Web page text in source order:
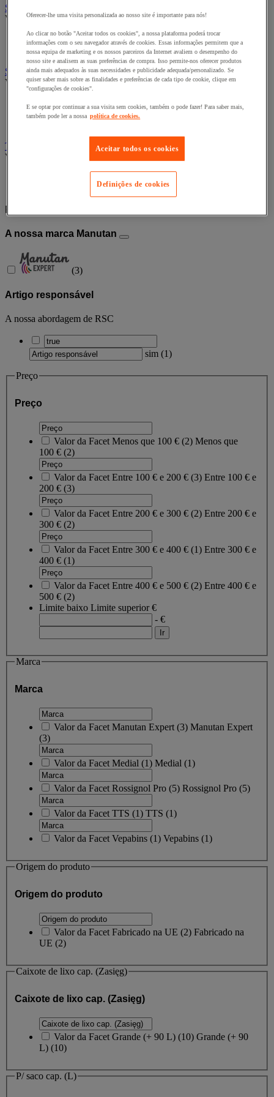
Sabão e higiene pessoal
Ver todas as categorias
Higiene das mãos
Higiene pessoal
Secagem industrial
Ver todas as categorias
Distribuidor de rolo de limpeza industrial
Pano tecido e não tecido
Toalhetes e distribuidores de toalhetes
Ver todas as categorias
Toalhetes para as mãos em folha ou rolo
A nossa marca Manutan
(3)
Artigo responsável
A nossa abordagem de RSC
sim (1)
Preço
Preço
Valor da Facet Menos que 100 € (2) Menos que
100 € (2)
Valor da Facet Entre 100 € e 200 € (3) Entre 100 € e
200 € (3)
Valor da Facet Entre 200 € e 300 € (2) Entre 200 € e
300 € (2)
Valor da Facet Entre 300 € e 400 € (1) Entre 300 € e
400 € (1)
Valor da Facet Entre 400 € e 500 € (2) Entre 400 € e
500 € (2)
Limite baixo Limite superior€
- €
Marca
Marca
Valor da Facet Manutan Expert (3) Manutan Expert
(3)
Valor da Facet Medial (1) Medial (1)
Valor da Facet Rossignol Pro (5) Rossignol Pro (5)
Valor da Facet TTS (1) TTS (1)
Valor da Facet Vepabins (1) Vepabins (1)
Origem do produto
Origem do produto
Valor da Facet Fabricado na UE (2) Fabricado na
UE (2)
Caixote de lixo cap. (Zasięg)
Caixote de lixo cap. (Zasięg)
Valor da Facet Grande (+ 90 L) (10) Grande (+ 90
L) (10)
P/ saco cap. (L)
Oferecer-lhe uma visita personalizada ao nosso site é importante para nós!
Ao clicar no botão "Aceitar todos os cookies", a nossa plataforma poderá trocar
informações com o seu navegador através de cookies. Essas informações permitem que a
nossa equipa de marketing e os nossos parceiros da Internet avaliem o desempenho do
nosso site e analisem as suas preferências de compra. Isso permite-nos oferecer produtos
ainda mais adequados às suas necessidades e publicidade adequada/personalizado. Se
quiser saber mais sobre as finalidades e preferências de cada tipo de cookie, clique em
"configurações de cookies".
E se optar por continuar a sua visita sem cookies, também o pode fazer! Para saber mais,
também pode ler a nossa política de cookies.
Aceitar todos os cookies
Definições de cookies